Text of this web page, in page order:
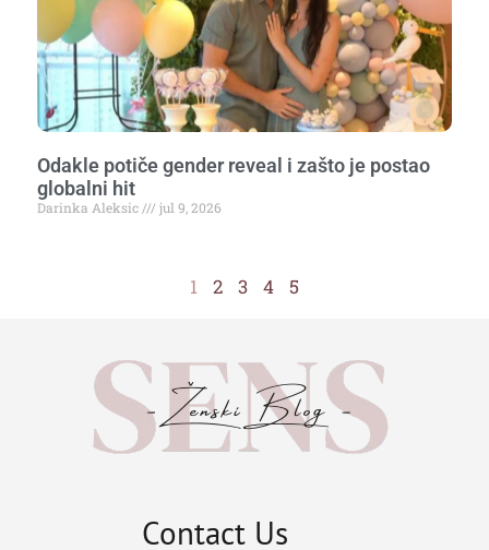
Odakle potiče gender reveal i zašto je postao
globalni hit
Darinka Aleksic jul 9, 2026
1 2 3 4 5
Contact Us